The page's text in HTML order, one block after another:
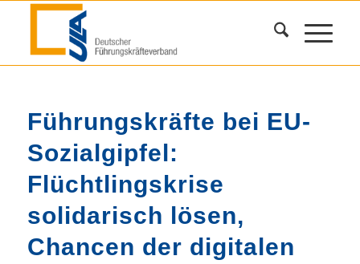
Führungskräfte bei EU-
Sozialgipfel:
Flüchtlingskrise
solidarisch lösen,
Chancen der digitalen